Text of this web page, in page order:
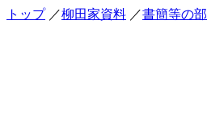
トップ ／柳田家資料 ／書簡等の部